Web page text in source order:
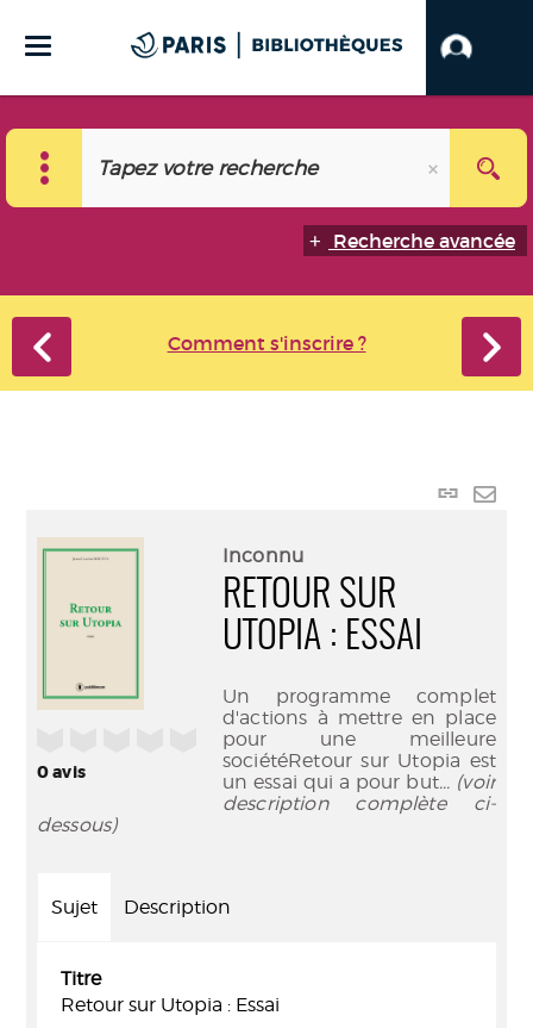
Recherche avancée
Comment s'inscrire ?
Lien
0avis
Inconnu
RETOUR SUR
UTOPIA : ESSAI
Un programme complet
d'actions à mettre en place
pour une meilleure
sociétéRetour sur Utopia est
un essai qui a pour but... (voir
description complète ci-
dessous)
Sujet Description
Titre
Retour sur Utopia : Essai